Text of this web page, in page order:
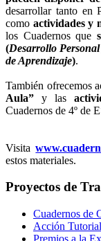
desarrollar tanto en
como actividades y
los Cuadernos que
(Desarrollo
de Aprendizaje).
También ofrecemos
Aula” y las
Cuadernos de 4º de
Visita
estos materiales.
Proyectos de
Cuadernos de
Acción Tutorial